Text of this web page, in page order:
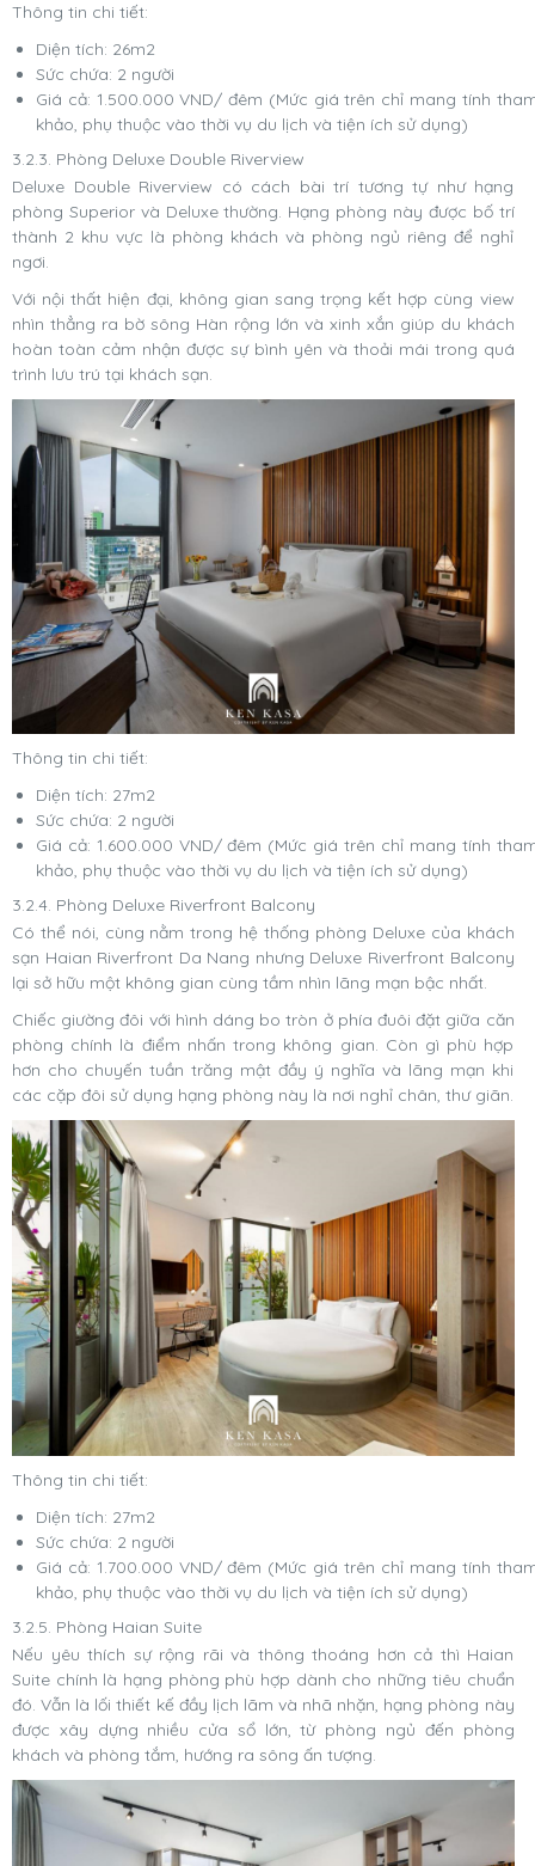
Thông tin chi tiết:
Diện tích: 26m2
Sức chứa: 2 người
Giá cả: 1.500.000 VND/ đêm (Mức giá trên chỉ mang tính
khảo, phụ thuộc vào thời vụ du lịch và tiện ích sử dụng)
3.2.3. Phòng Deluxe Double Riverview
Deluxe Double Riverview có cách bài trí tương tự như hạng
phòng Superior và Deluxe thường. Hạng phòng này được bố trí
thành 2 khu vực là phòng khách và phòng ngủ riêng để nghỉ
ngơi.
Với nội thất hiện đại, không gian sang trọng kết hợp cùng view
nhìn thẳng ra bờ sông Hàn rộng lớn và xinh xắn giúp du khách
hoàn toàn cảm nhận được sự bình yên và thoải mái trong quá
trình lưu trú tại khách sạn.
Thông tin chi tiết:
Diện tích: 27m2
Sức chứa: 2 người
Giá cả: 1.600.000 VND/ đêm (Mức giá trên chỉ mang tính
khảo, phụ thuộc vào thời vụ du lịch và tiện ích sử dụng)
3.2.4. Phòng Deluxe Riverfront Balcony
Có thể nói, cùng nằm trong hệ thống phòng Deluxe của khách
sạn Haian Riverfront Da Nang nhưng Deluxe Riverfront Balcony
lại sở hữu một không gian cùng tầm nhìn lãng mạn bậc nhất.
Chiếc giường đôi với hình dáng bo tròn ở phía đuôi đặt giữa căn
phòng chính là điểm nhấn trong không gian. Còn gì phù hợp
hơn cho chuyến tuần trăng mật đầy ý nghĩa và lãng mạn khi
các cặp đôi sử dụng hạng phòng này là nơi nghỉ chân, thư giãn.
Thông tin chi tiết:
Diện tích: 27m2
Sức chứa: 2 người
Giá cả: 1.700.000 VND/ đêm (Mức giá trên chỉ mang tính
khảo, phụ thuộc vào thời vụ du lịch và tiện ích sử dụng)
3.2.5. Phòng Haian Suite
Nếu yêu thích sự rộng rãi và thông thoáng hơn cả thì Haian
Suite chính là hạng phòng phù hợp dành cho những tiêu chuẩn
đó. Vẫn là lối thiết kế đầy lịch lãm và nhã nhặn, hạng phòng này
được xây dựng nhiều cửa sổ lớn, từ phòng ngủ đến phòng
khách và phòng tắm, hướng ra sông ấn tượng.